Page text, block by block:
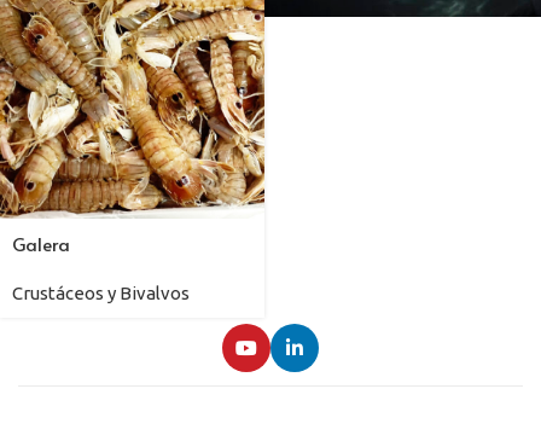
Galera
Crustáceos y Bivalvos